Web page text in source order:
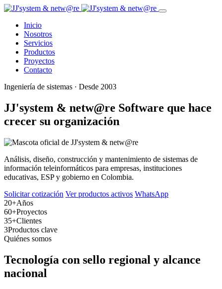
Inicio
Nosotros
Servicios
Productos
Proyectos
Contacto
Ingeniería de sistemas · Desde 2003
JJ'system & netw@re Software que hace
crecer su organización
Análisis, diseño, construcción y mantenimiento de sistemas de
información teleinformáticos para empresas, instituciones
educativas, ESP y gobierno en Colombia.
Solicitar cotización Ver productos activos WhatsApp
20+Años
60+Proyectos
35+Clientes
3Productos clave
Quiénes somos
Tecnología con sello regional y alcance
nacional